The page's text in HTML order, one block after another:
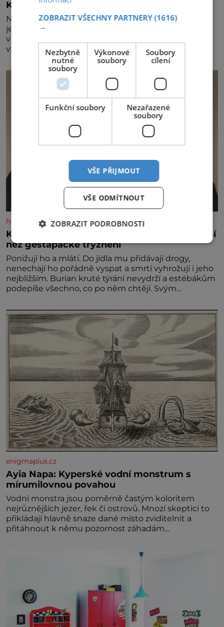
Král vín začíná třetí dekádu
Největší český vinařský projekt Král vín ve svém již
jednadvacátém ročníku představil nejlepší domácí
vína. Ta vybírala odborná porota z celkem 1260
vzorků od 157 vinařů. Král vín, který se – i pře
historyplus.cz
Kněz Bohuslav Burian: Metody StB byly horší
než gestapácké trýznění
Ponižují ho a mlátí. Do jídla mu přidávají drogy,
nenechají ho pořádně vyspat a smrtí vyhrožují i jeho
nejbližším. Burian kruté týrání nevydrží a estébákům
podepíše všechno, co po něm chtějí. Svým
výslechů nikdo nevyvíjel fyzický ani psychický nátlak.
Syn brněnského řezníka chce být knězem a
enigmaplus.cz
Ayia Napa: Kyperské vodní monstrum s
mírumilovnou povahou
Vodní monstra jsou poměrně častým koloritem
nejrůznějších jezer, řek či ostrovů. Mnozí skeptici to
přikládají hlavně snaze dané místo zviditelnit a
přitáhnout k němu pozornost záhadám
ZOBRAZIT VŠECHNY PARTNERY(1616)
→
Nezbytně
nutné
soubory
Výkonové
soubory
Soubory
cílení
Funkční soubory
Nezařazené
soubory
VŠE PŘIJMOUT
VŠE ODMÍTNOUT
ZOBRAZIT PODROBNOSTI